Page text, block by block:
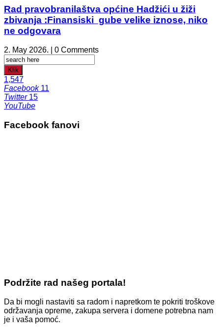
Rad pravobranilaštva općine Hadžići u žiži
zbivanja :Finansiski gube velike iznose, niko
ne odgovara
2. May 2026. | 0 Comments
Klik
1,547
Facebook 11
Twitter 15
YouTube
Facebook fanovi
Podržite rad našeg portala!
Da bi mogli nastaviti sa radom i napretkom te pokriti troškove
održavanja opreme, zakupa servera i domene potrebna nam
je i vaša pomoć.